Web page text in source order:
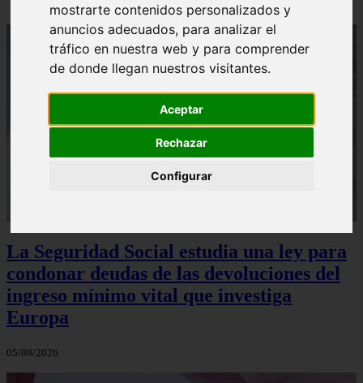
mostrarte contenidos personalizados y
anuncios adecuados, para analizar el
tráfico en nuestra web y para comprender
de donde llegan nuestros visitantes.
Aceptar
Rechazar
Configurar
La Seguridad Social estudia una ley para
condonar deudas de las devoluciones del
ingreso mínimo vital que investiga
Europa
05/08/2026